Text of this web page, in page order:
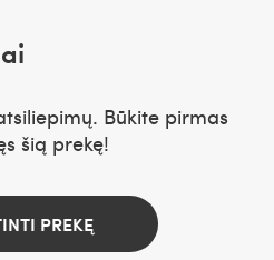
Būkite pirmas
šią prekę!
PREKĘ